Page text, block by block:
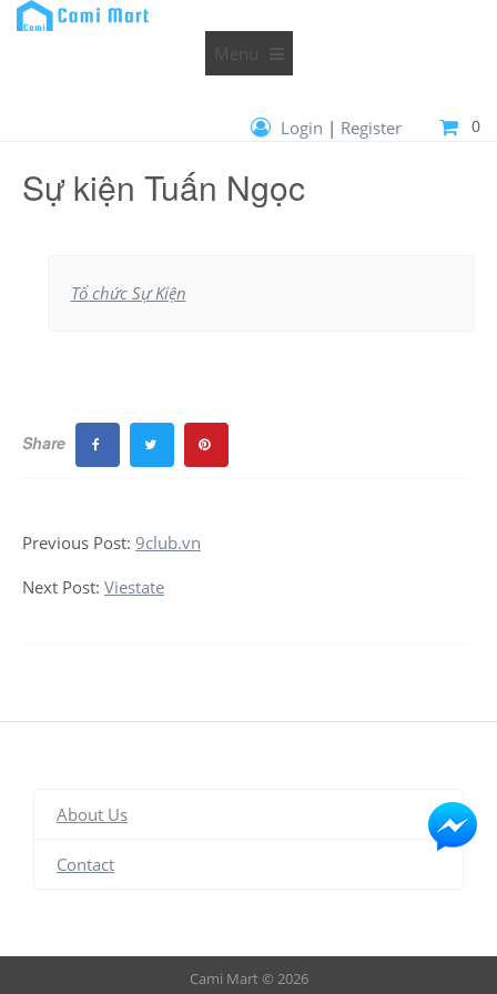
Menu
Login | Register 0
Sự kiện Tuấn Ngọc
Tổ chức Sự Kiện
Share
Previous Post: 9club.vn
Next Post: Viestate
About Us
Contact
Cami Mart © 2026